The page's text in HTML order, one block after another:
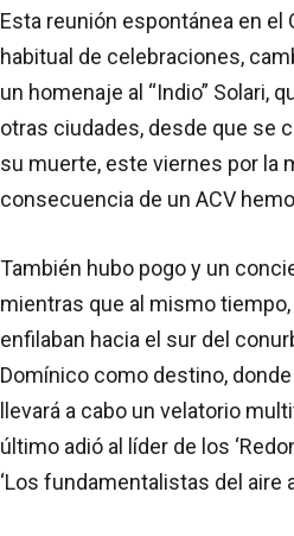
Esta reunión espontánea en el
habitual de celebraciones,
un homenaje al “Indio” Solari,
otras ciudades, desde que se
su muerte, este viernes por la
consecuencia de un ACV
También hubo pogo y un
mientras que al mismo
enfilaban hacia el sur del
Domínico como destino,
llevará a cabo un velatorio
último adió al líder de los
‘Los fundamentalistas del aire